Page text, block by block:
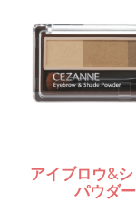
アイブロウ&
パウダー